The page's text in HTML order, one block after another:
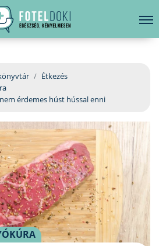
hirdetés
Étkezés
érdemes húst hússal enni